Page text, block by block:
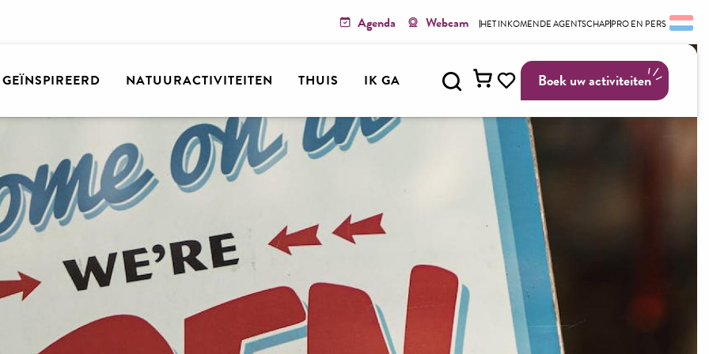
Boek uw activiteiten
Voir les favoris
Zoek op
Agenda Webcam HET INKOMENDE AGENTSCHAPPRO EN PERS
NATUURACTIVITEITEN THUIS IK GA